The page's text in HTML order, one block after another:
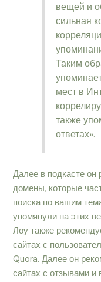
вещей и
сильная
Таким
мест в
также
ответах».
Далее в подкасте он
домены, которые
поиска по вашим
упомянули на этих
Лоу также
сайтах с
Quora. Далее он
сайтах с отзывами и